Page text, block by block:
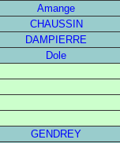
Amange
CHAUSSIN
DAMPIERRE
Dole
GENDREY